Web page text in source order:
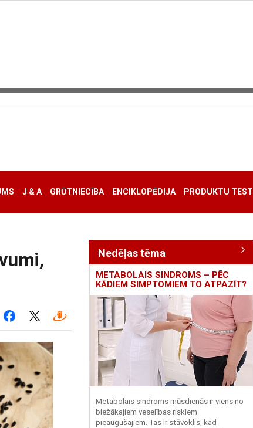
J & A GRŪTNIECĪBA ENCIKLOPĒDIJA PRODUKTU TESTI
Nedēļas tēma
METABOLAIS SINDROMS – PĒC
KĀDIEM SIMPTOMIEM TO ATPAZĪT?
Metabolais sindroms mūsdienās ir viens no
biežākajiem veselības riskiem
pieaugušajiem. Tas ir stāvoklis, kad